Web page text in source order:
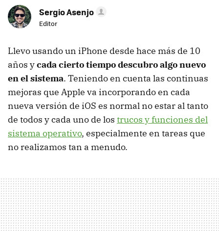
Sergio Asenjo
Editor
Llevo usando un iPhone desde hace más de 10
años ycada cierto tiempo descubro algo nuevo
en el sistema. Teniendo en cuenta las continuas
mejoras que Apple va incorporando en cada
nueva versión de iOS es normal no estar al tanto
de todos y cada uno de los trucos y funciones del
sistema operativo, especialmente en tareas que
no realizamos tan a menudo.